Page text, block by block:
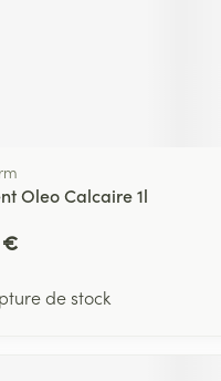
Oleo Calcaire 1l
€
de stock